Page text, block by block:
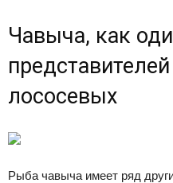
Чавыча, как
лососевых
Рыба чавыча имеет ряд